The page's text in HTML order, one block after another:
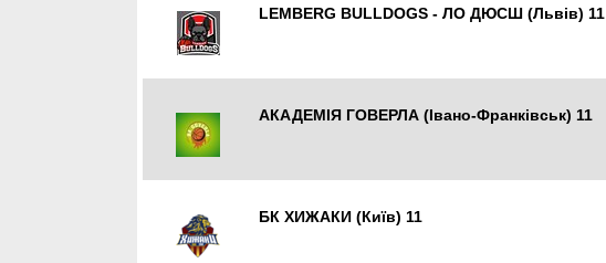
LEMBERG BULLDOGS - ЛО ДЮСШ (Львів) 11
АКАДЕМІЯ ГОВЕРЛА (Івано-Франківськ) 11
БК ХИЖАКИ (Київ) 11